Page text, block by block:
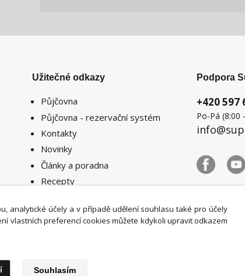
Užitečné odkazy
Půjčovna
Půjčovna - rezervační systém
Kontakty
Novinky
Články a poradna
Recepty
Podpora
+420 597
Po-Pá (8:00
analytické účely a v případě udělení souhlasu také pro účely
vlastních preferencí cookies můžete kdykoli upravit odkazem
Souhlasím